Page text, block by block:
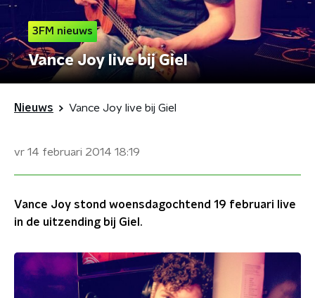
3FM nieuws
Vance Joy live bij Giel
Nieuws Vance Joy live bij Giel
vr 14 februari 2014 18:19
Vance Joy stond woensdagochtend 19 februari live
in de uitzending bij Giel.